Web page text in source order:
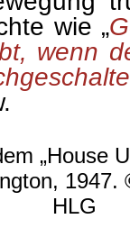
wie „
wenn
„House
HLG